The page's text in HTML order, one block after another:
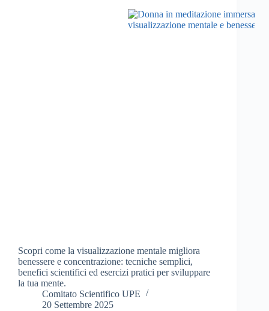
Scopri come la visualizzazione mentale migliora
benessere e concentrazione: tecniche semplici,
benefici scientifici ed esercizi pratici per sviluppare
la tua mente.
Comitato Scientifico UPE
20 Settembre 2025